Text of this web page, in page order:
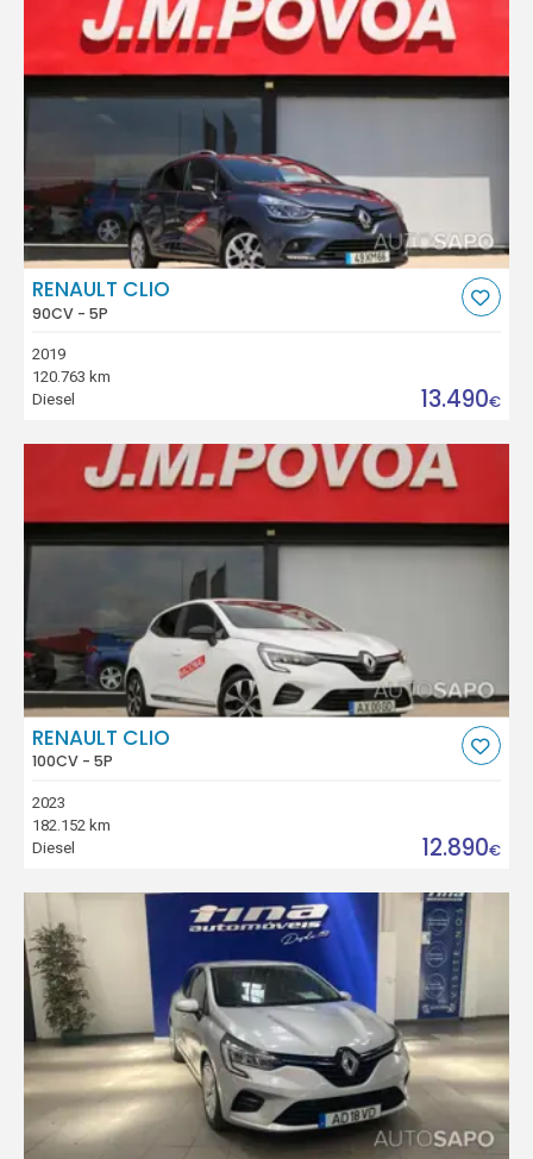
RENAULT CLIO
90CV - 5P
2019
120.763 km
Diesel
13.490€
RENAULT CLIO
100CV - 5P
2023
182.152 km
Diesel
12.890€